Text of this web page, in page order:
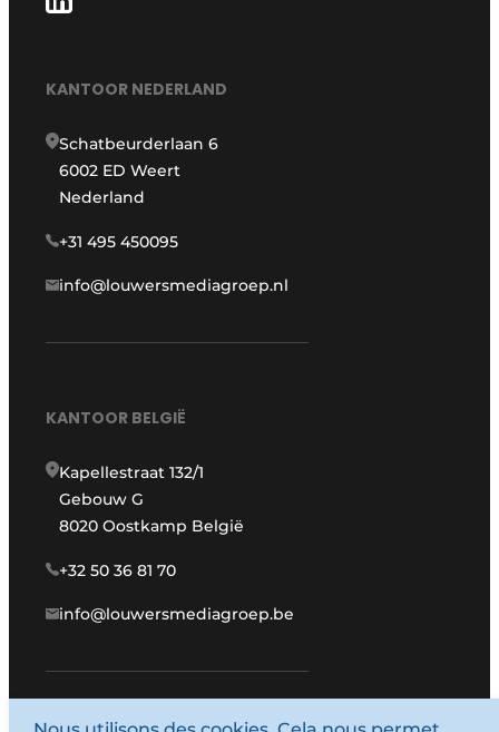
KANTOOR NEDERLAND
Schatbeurderlaan 6
6002 ED Weert
Nederland
+31 495 450095
info@louwersmediagroep.nl
KANTOOR BELGIË
Kapellestraat 132/1
Gebouw G
8020 Oostkamp België
+32 50 36 81 70
info@louwersmediagroep.be